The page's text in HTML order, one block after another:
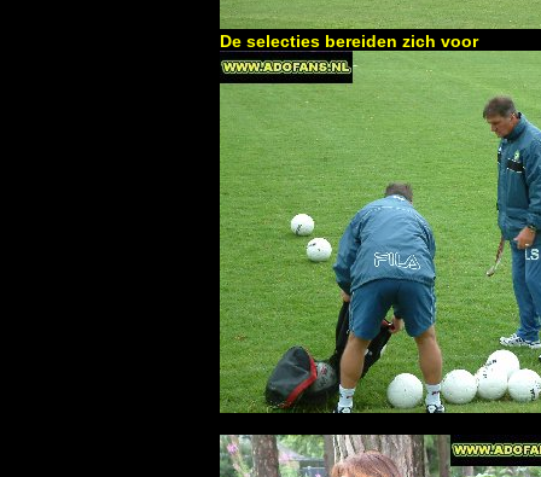
De selecties bereiden zich voor